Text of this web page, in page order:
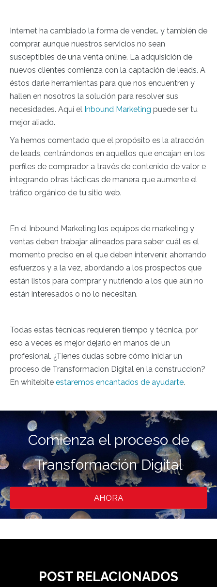
Internet ha cambiado la forma de vender… y también de
comprar, aunque nuestros servicios no sean
susceptibles de una venta online. La adquisición de
nuevos clientes comienza con la captación de leads. A
éstos darle herramientas para que nos encuentren y
hallen en nosotros la solución para resolver sus
necesidades. Aquí el Inbound Marketing puede ser tu
mejor aliado.
Ya hemos comentado que el propósito es la atracción
de leads, centrándonos en aquellos que encajan en los
perfiles de comprador a través de contenido de valor e
integrando otras tácticas de manera que aumente el
tráfico orgánico de tu sitio web.
En el Inbound Marketing los equipos de marketing y
ventas deben trabajar alineados para saber cuál es el
momento preciso en el que deben intervenir, ahorrando
esfuerzos y a la vez, abordando a los prospectos que
están listos para comprar y nutriendo a los que aún no
están interesados o no lo necesitan.
Todas estas técnicas requieren tiempo y técnica, por
eso a veces es mejor dejarlo en manos de un
profesional. ¿Tienes dudas sobre cómo iniciar un
proceso de Transformacion Digital en la construccion?
En whitebite estaremos encantados de ayudarte.
Comienza el proceso de
Transformación Digital
AHORA
POST RELACIONADOS